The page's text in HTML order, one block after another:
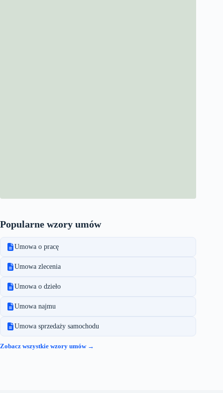
Popularne wzory umów
Umowa o pracę
Umowa zlecenia
Umowa o dzieło
Umowa najmu
Umowa sprzedaży samochodu
Zobacz wszystkie wzory umów →